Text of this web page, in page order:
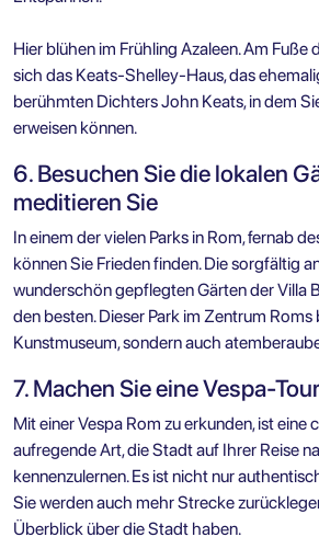
Hier blühen im Frühling Azaleen. Am Fuße
sich das Keats-Shelley-Haus, das
berühmten Dichters John Keats, in dem
erweisen können.
6. Besuchen Sie die lokalen
meditieren Sie
In einem der vielen Parks in Rom, fernab
können Sie Frieden finden. Die sorgfältig
wunderschön gepflegten Gärten der Villa
den besten. Dieser Park im Zentrum
Kunstmuseum, sondern auch
7. Machen Sie eine Vespa-
Mit einer Vespa Rom zu erkunden, ist eine
aufregende Art, die Stadt auf Ihrer Reise
kennenzulernen. Es ist nicht nur
Sie werden auch mehr Strecke
Überblick über die Stadt haben.